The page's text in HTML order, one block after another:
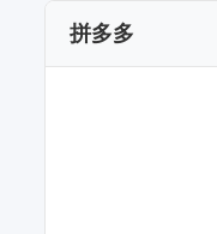
拼多多